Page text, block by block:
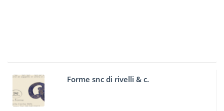
Forme snc di rivelli & c.